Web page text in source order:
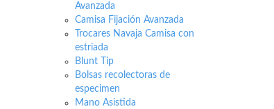
Avanzada
Camisa Fijación Avanzada
Trocares Navaja Camisa con
estriada
Blunt Tip
Bolsas recolectoras de
especimen
Mano Asistida